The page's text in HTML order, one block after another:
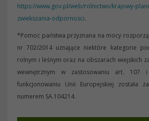
https://www.gov.pl/web/rolnictwo/krajowy-
zwiekszania-odpornosci.
*Pomoc państwa przyznana na mocy
nr 702/2014 uznające niektóre kategorie
rolnym i leśnym oraz na obszarach wiejskich
wewnętrznym w zastosowaniu art.
funkcjonowaniu Unii Europejskiej została
numerem SA.104214.